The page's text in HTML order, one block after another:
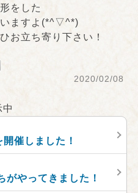
をした
いますよ(*^▽^*)
お立ち寄り下さい！
2020/02/08
を開催しました！
がやってきました！